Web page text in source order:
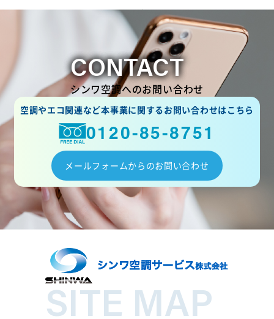
CONTACT
シンワ空調へのお問い合わせ
空調やエコ関連など本事業に関するお問い合わせはこちら
0120-85-8751
メールフォームからのお問い合わせ
SITE MAP